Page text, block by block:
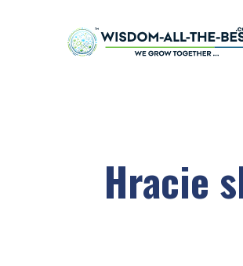
Hracie